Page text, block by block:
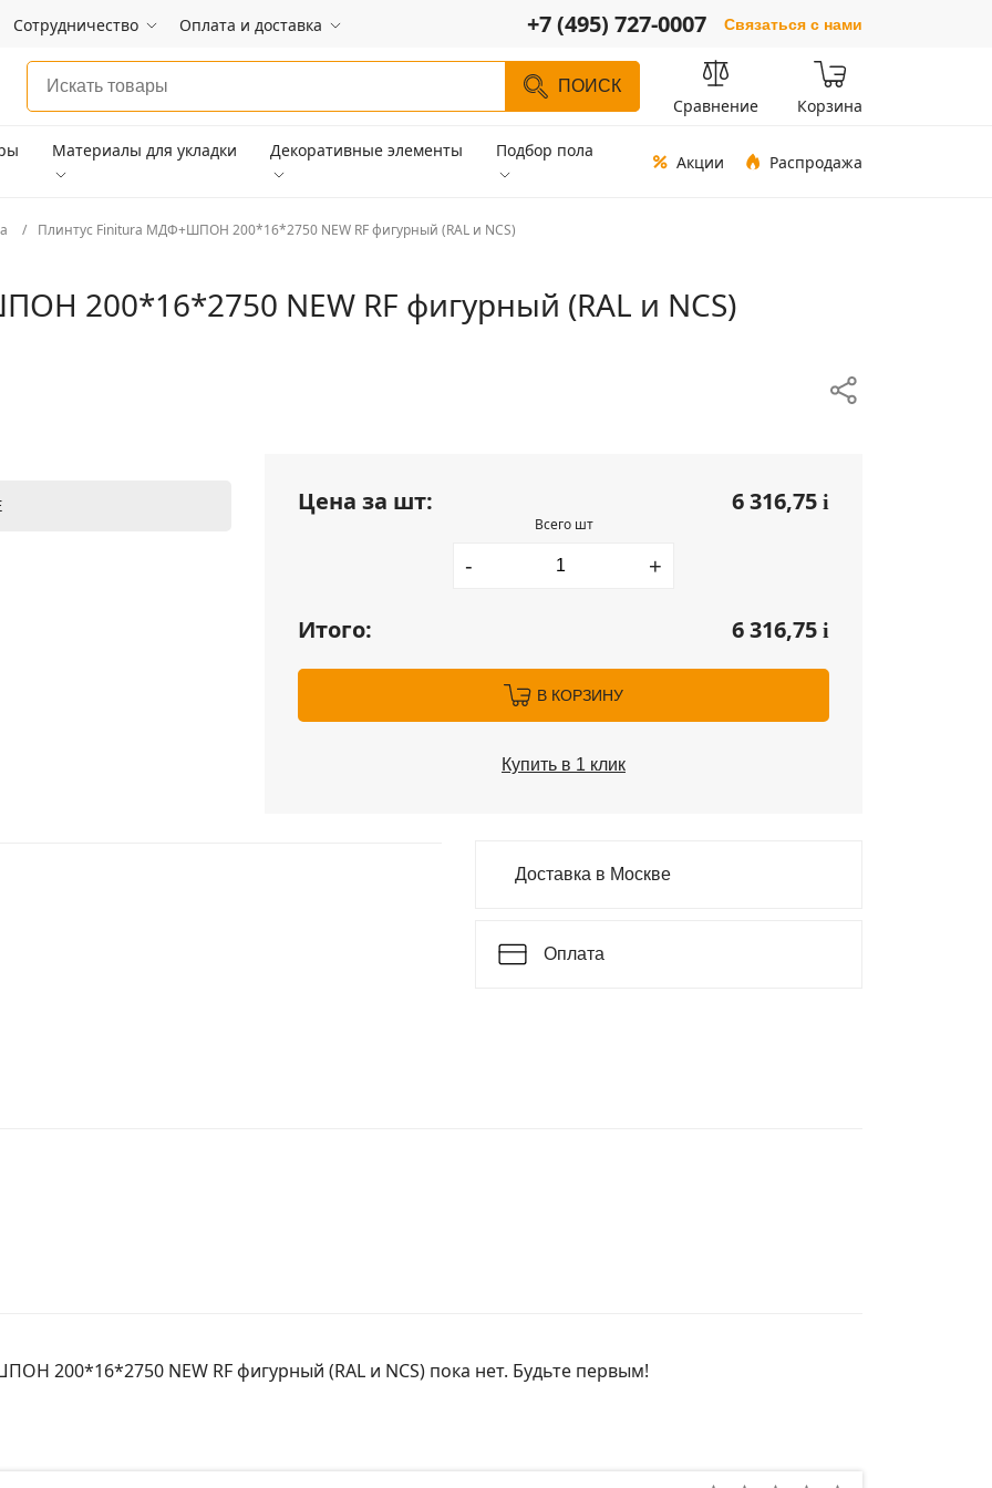
Сотрудничество Оплата и доставка +7 (495) 727-0007 Связаться с нами
ПОИСК
Сравнение Корзина
Материалы для укладки Декоративные элементы Подбор пола
Акции Распродажа
Плинтус Finitura МДФ+ШПОН 200*16*2750 NEW RF фигурный (RAL и NCS)
200*16*2750 NEW RF фигурный (RAL и NCS)
Цена за шт: 6 316,75 i
Всего шт
- +
Итого: 6 316,75 i
В КОРЗИНУ
Купить в 1 клик
Доставка в Москве
Оплата
200*16*2750 NEW RF фигурный (RAL и NCS) пока нет. Будьте первым!